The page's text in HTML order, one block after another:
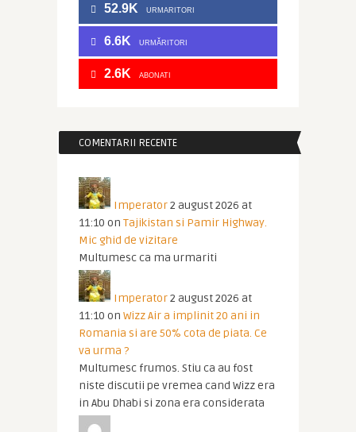
52.9K URMARITORI
6.6K URMĂRITORI
2.6K ABONATI
COMENTARII RECENTE
Imperator2 august 2026 at
11:10 on Tajikistan si Pamir Highway.
Mic ghid de vizitare
Multumesc ca ma urmariti
Imperator2 august 2026 at
11:10 on Wizz Air a implinit 20 ani in
Romania si are 50% cota de piata. Ce
va urma ?
Multumesc frumos. Stiu ca au fost
niste discutii pe vremea cand Wizz era
in Abu Dhabi si zona era considerata